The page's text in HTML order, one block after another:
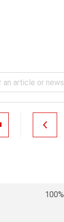
100%